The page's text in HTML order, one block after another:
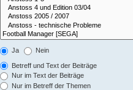
Ja Nein
Betreff und Text der Beiträge
Nur im Text der Beiträge
Nur im Betreff der Themen